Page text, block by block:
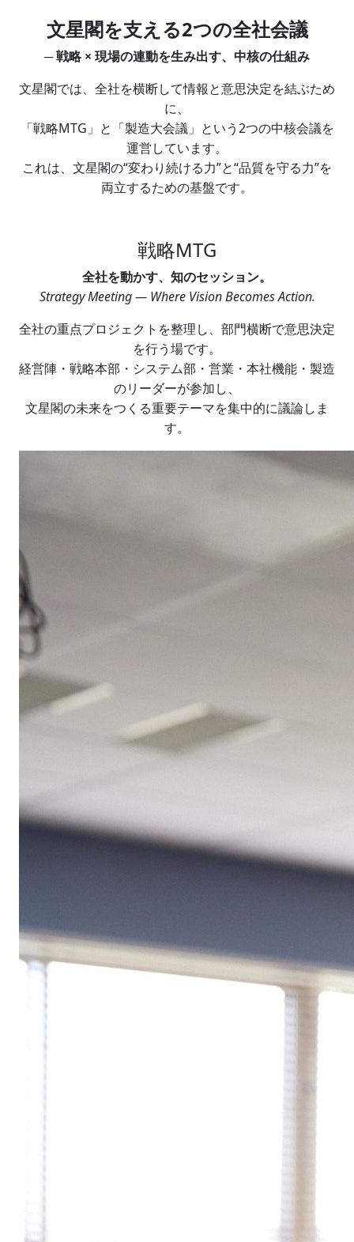
文星閣を支える2つの全社会議
─ 戦略 × 現場の連動を生み出す、中核の仕組み
文星閣では、全社を横断して情報と意思決定を結ぶため
に、
「戦略MTG」と「製造大会議」という2つの中核会議を
運営しています。
これは、文星閣の“変わり続ける力”と“品質を守る力”を
両立するための基盤です。
戦略MTG
全社を動かす、知のセッション。
Strategy Meeting — Where Vision Becomes Action.
全社の重点プロジェクトを整理し、部門横断で意思決定
を行う場です。
経営陣・戦略本部・システム部・営業・本社機能・製造
のリーダーが参加し、
文星閣の未来をつくる重要テーマを集中的に議論しま
す。